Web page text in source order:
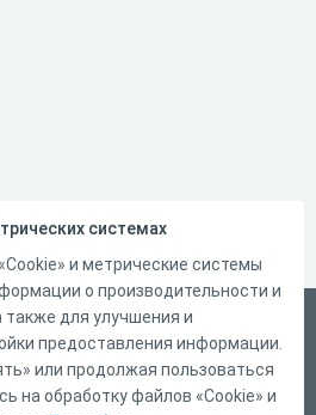
системах
и метрические системы
о производительности и
также для улучшения и
предоставления информации.
или продолжая пользоваться
на обработку файлов «Cookie» и